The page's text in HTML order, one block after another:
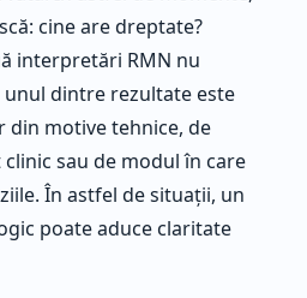
cine are dreptate?
interpretări RMN nu
dintre rezultate este
din motive tehnice, de
sau de modul în care
În astfel de situații, un
poate aduce claritate